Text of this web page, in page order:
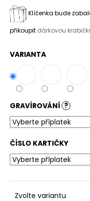
Klíčenka bude
přikoupit dárkovou
VARIANTA
GRAVÍROVÁNÍ ?
ČÍSLO KARTIČKY
Zvolte variantu